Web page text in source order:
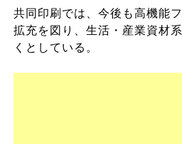
共同印刷では、今後も高機能
拡充を図り、生活・産業資材
くとしている。